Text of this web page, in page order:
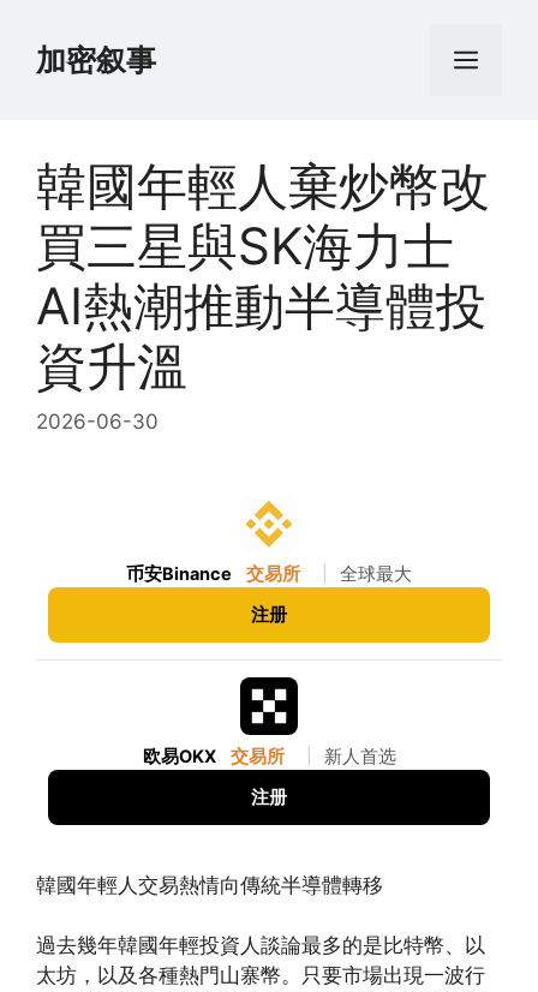
加密叙事 菜
韓國年輕人棄炒幣改
買三星與SK海力士
AI熱潮推動半導體投
資升溫
2026-06-30
币安Binance 交易所 全球最大
注册
欧易OKX 交易所 新人首选
注册
韓國年輕人交易熱情向傳統半導體轉移
過去幾年韓國年輕投資人談論最多的是比特幣、以
太坊，以及各種熱門山寨幣。只要市場出現一波行